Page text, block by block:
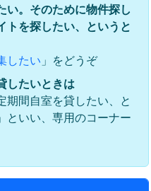
い。そのために物件探し
トを探したい、というと
したい 」をどうぞ
したいときは
期間自室を貸したい、と
」といい、専用のコーナー